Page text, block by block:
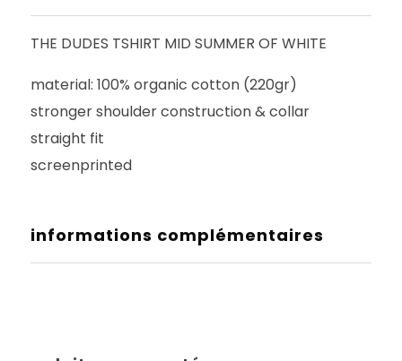
THE DUDES TSHIRT MID SUMMER OF WHITE
material: 100% organic cotton (220gr)
stronger shoulder construction & collar
straight fit
screenprinted
informations complémentaires